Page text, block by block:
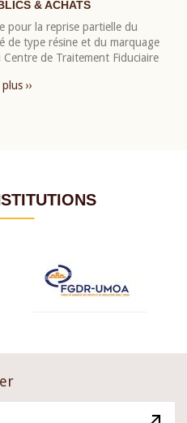
& ACHATS
pour la reprise partielle du
de type résine et du marquage
de Traitement Fiduciaire
››